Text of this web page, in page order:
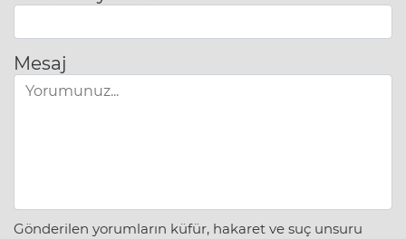
Mesaj
Gönderilen yorumların küfür, hakaret ve suç unsuru